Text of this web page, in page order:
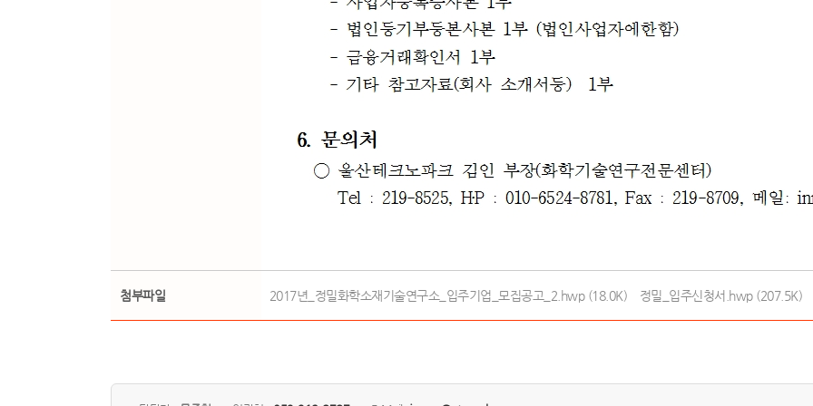
첨부파일 2017년_정밀화학소재기술연구소_입주기업_모집공고_2.hwp (18.0K) 정밀_입주신청서.hwp (207.5K)